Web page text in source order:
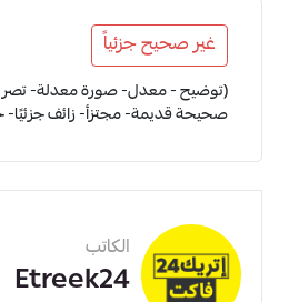
غير صحيح جزئياً
(توضيح - معدل- صورة معدلة-
صحيحة قديمة- مجتزأ- زائف جزئيًا-
الكاتب
Etreek24